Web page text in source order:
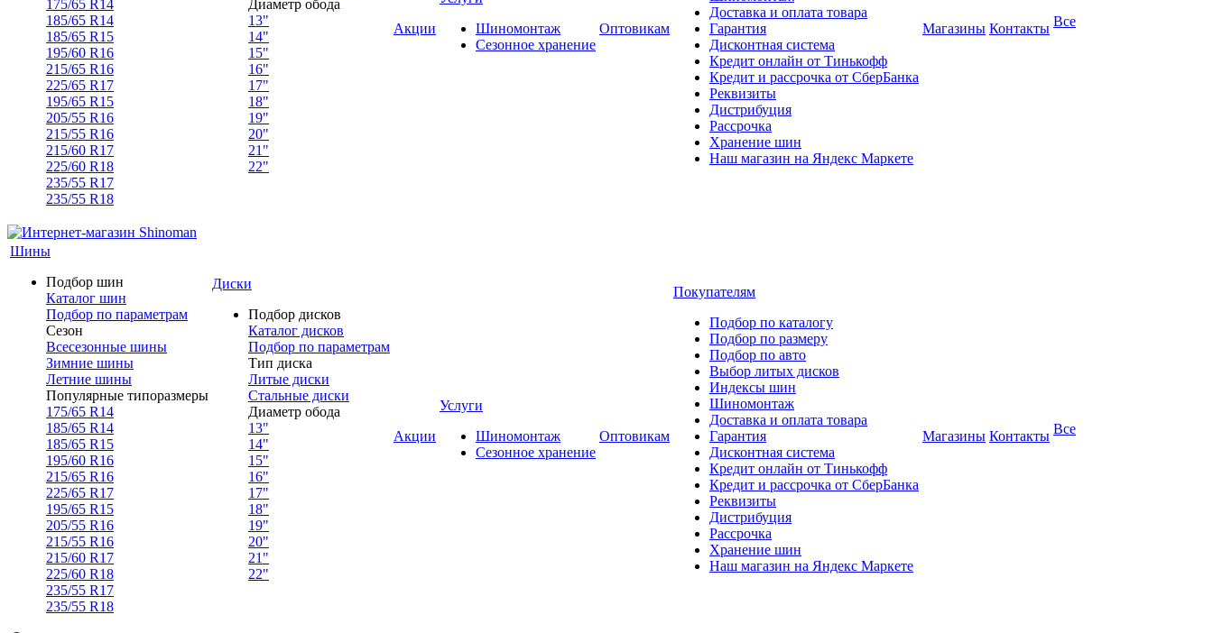
175/65 R14
185/65 R14
185/65 R15
195/60 R16
215/65 R16
225/65 R17
195/65 R15
205/55 R16
215/55 R16
215/60 R17
225/60 R18
235/55 R17
235/55 R18
Диаметр обода
13"
14"
15"
16"
17"
18"
19"
20"
21"
22"
Акции
Шиномонтаж
Сезонное хранение
Оптовикам
Доставка и оплата товара
Гарантия
Дисконтная система
Кредит онлайн от Тинькофф
Кредит и рассрочка от СберБанка
Реквизиты
Дистрибуция
Рассрочка
Хранение шин
Наш магазин на Яндекс Маркете
Магазины Контакты Все
Шины
Подбор шин
Каталог шин
Подбор по параметрам
Сезон
Всесезонные шины
Зимние шины
Летние шины
Популярные типоразмеры
175/65 R14
185/65 R14
185/65 R15
195/60 R16
215/65 R16
225/65 R17
195/65 R15
205/55 R16
215/55 R16
215/60 R17
225/60 R18
235/55 R17
235/55 R18
Диски
Подбор дисков
Каталог дисков
Подбор по параметрам
Тип диска
Литые диски
Стальные диски
Диаметр обода
13"
14"
15"
16"
17"
18"
19"
20"
21"
22"
Акции
Услуги
Шиномонтаж
Сезонное хранение
Оптовикам
Покупателям
Подбор по каталогу
Подбор по размеру
Подбор по авто
Выбор литых дисков
Индексы шин
Шиномонтаж
Доставка и оплата товара
Гарантия
Дисконтная система
Кредит онлайн от Тинькофф
Кредит и рассрочка от СберБанка
Реквизиты
Дистрибуция
Рассрочка
Хранение шин
Наш магазин на Яндекс Маркете
Магазины Контакты Все